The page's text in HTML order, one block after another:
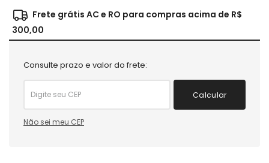
Frete grátis AC e RO para compras acima de R$
300,00
Consulte prazo e valor do frete:
Calcular
Não sei meu CEP